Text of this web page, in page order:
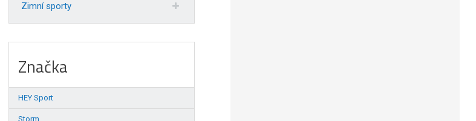
Zimní sporty
Značka
HEY Sport
Storm